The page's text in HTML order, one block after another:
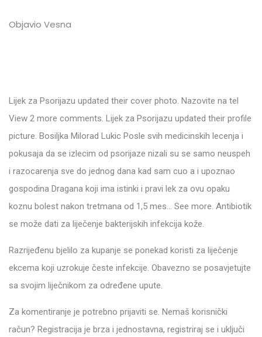
Objavio Vesna
Lijek za Psorijazu updated their cover photo. Nazovite na tel
View 2 more comments. Lijek za Psorijazu updated their profile
picture. Bosiljka Milorad Lukic Posle svih medicinskih lecenja i
pokusaja da se izlecim od psorijaze nizali su se samo neuspeh
i razocarenja sve do jednog dana kad sam cuo a i upoznao
gospodina Dragana koji ima istinki i pravi lek za ovu opaku
koznu bolest nakon tretmana od 1,5 mes… See more. Antibiotik
se može dati za liječenje bakterijskih infekcija kože.
Razrijeđenu bjelilo za kupanje se ponekad koristi za liječenje
ekcema koji uzrokuje česte infekcije. Obavezno se posavjetujte
sa svojim liječnikom za određene upute.
Za komentiranje je potrebno prijaviti se. Nemaš korisnički
račun? Registracija je brza i jednostavna, registriraj se i uključi